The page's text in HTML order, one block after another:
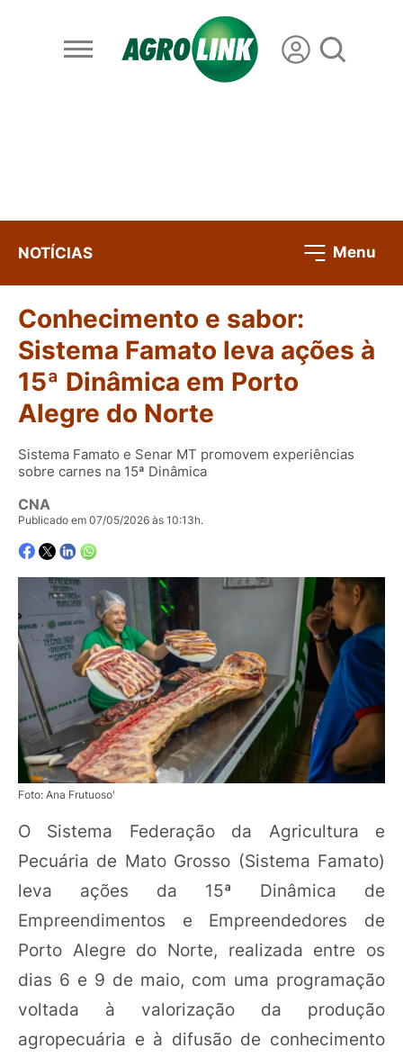
NOTÍCIAS Menu
Conhecimento e sabor:
Sistema Famato leva ações à
15ª Dinâmica em Porto
Alegre do Norte
Sistema Famato e Senar MT promovem experiências
sobre carnes na 15ª Dinâmica
CNA
Publicado em 07/05/2026 às 10:13h.
Foto: Ana Frutuoso'
O Sistema Federação da Agricultura e
Pecuária de Mato Grosso (Sistema Famato)
leva ações da 15ª Dinâmica de
Empreendimentos e Empreendedores de
Porto Alegre do Norte, realizada entre os
dias 6 e 9 de maio, com uma programação
voltada à valorização da produção
agropecuária e à difusão de conhecimento